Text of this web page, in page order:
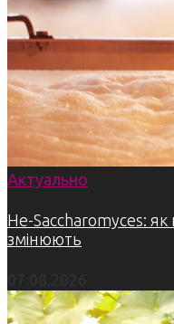
Актуально
Не-Saccharomyces: як
змінюють